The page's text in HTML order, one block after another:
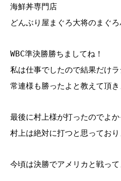
海鮮丼専門店
どんぶり屋まぐろ大将のま
WBC準決勝勝ちましてね！
私は仕事でしたので結果だけラ
常連様も勝ったよと教えて頂き
最後に村上様が打ったのでよ
村上は絶対に打つと思っており
今頃は決勝でアメリカと戦っ